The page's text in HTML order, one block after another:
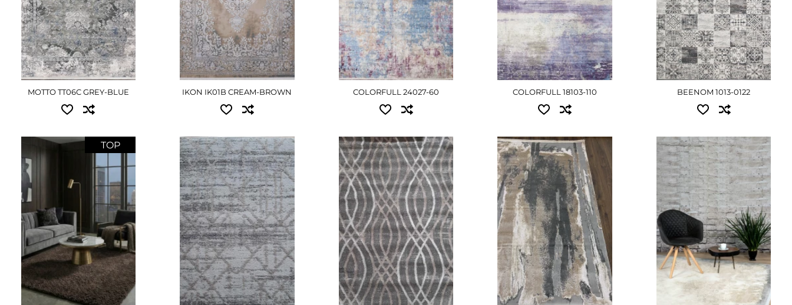
ДЕТАЛЬНІШЕ
MOTTO TT06C GREY-BLUE IKON IK01B CREAM-BROWN
ДЕТАЛЬНІШЕ
COLORFULL 24027-60 COLORFULL 18103-110 BEENOM 1013-0122
TOP
Доступні розміри:
0.80x1.50 - 1440 грн
1.00x2.00 - 2115 грн
2.00x3.00 - 6435 грн
2.50x3.50 - 9360 грн
2.50x4.00 - 10710 грн
ДЕТАЛЬНІШЕ
Доступні розміри:
1.60x2.30 - 3150 грн
2.00x3.00 - 4995 грн
ДЕТАЛЬНІШЕ
Доступні розміри:
1.60x2.30 - 3150 грн
2.00x3.00 - 4995 грн
ДЕТАЛЬНІШЕ
Доступні розміри:
1.00x2.00 - 6750 грн
1.60x2.30 - 12420 грн
2.00x2.90 - 19575 грн
2.40x3.40 - 27540 грн
3.00x4.00 - 40500 грн
ДЕТАЛЬНІШЕ
Доступні розміри:
1.00x2.00 - 6750 грн
1.20x2.00 - 8100 грн
1.60x2.30 - 12420 грн
2.00x2.90 - 19575 грн
3.00x4.00 - 40500 грн
ДЕТАЛЬНІШЕ